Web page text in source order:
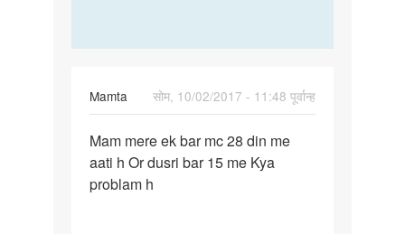
Mamta
सोम, 10/02/2017 - 11:48 पूर्वान्ह
Mam
mere
ek
Mam mere ek bar mc 28 din me
aati h Or dusri bar 15 me Kya
problam h